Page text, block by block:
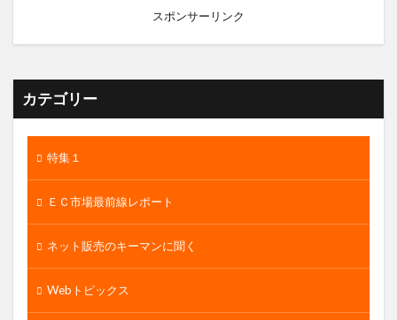
スポンサーリンク
カテゴリー
特集１
ＥＣ市場最前線レポート
ネット販売のキーマンに聞く
Webトピックス